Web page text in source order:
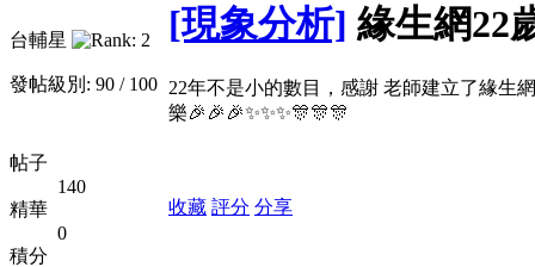
台輔星
發帖級別: 90 / 100
帖子
140
精華
0
積分
[現象分析] 緣生網22
22年不是小的數目，感謝 老師建立了緣生
樂🎉🎉🎉✨✨✨🎊🎊🎊
收藏 評分 分享